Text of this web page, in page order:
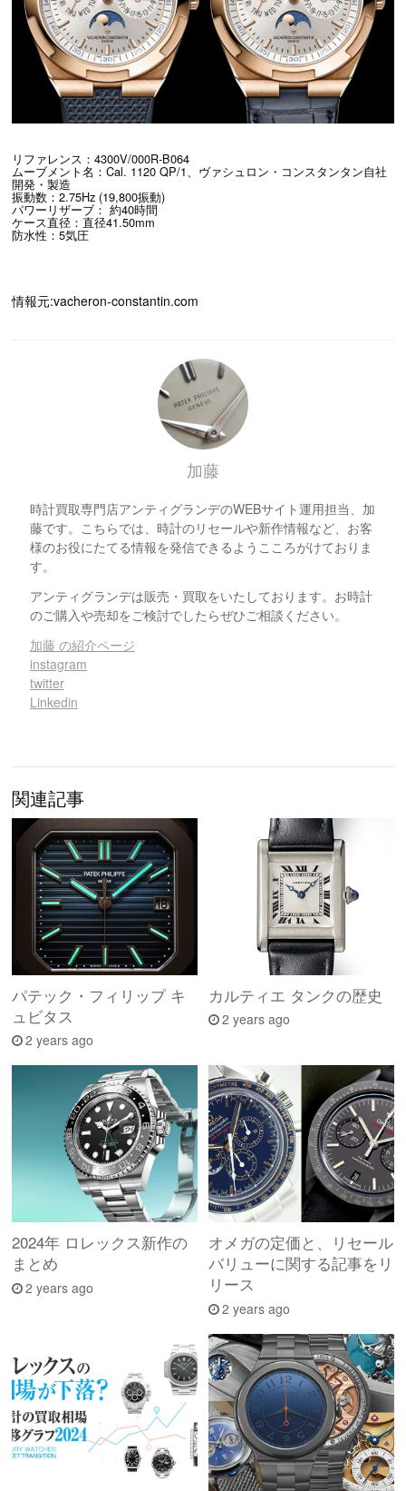
リファレンス：4300V/000R-B064
ムーブメント名：Cal. 1120 QP/1、ヴァシュロン・コンスタンタン自社
開発・製造
振動数：2.75Hz (19,800振動)
パワーリザーブ： 約40時間
ケース直径：直径41.50mm
防水性：5気圧
情報元:vacheron-constantin.com
加藤
時計買取専門店アンティグランデのWEBサイト運用担当、加
藤です。こちらでは、時計のリセールや新作情報など、お客
様のお役にたてる情報を発信できるようこころがけておりま
す。
アンティグランデは販売・買取をいたしております。お時計
のご購入や売却をご検討でしたらぜひご相談ください。
加藤 の紹介ページ
instagram
twitter
Linkedin
関連記事
パテック・フィリップ キ
ュビタス
2 years ago
カルティエ タンクの歴史
2 years ago
2024年 ロレックス新作の
まとめ
2 years ago
オメガの定価と、リセール
バリューに関する記事をリ
リース
2 years ago